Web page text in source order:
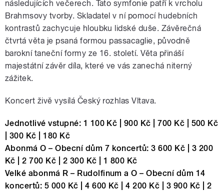
následujících večerech. Tato symfonie patří k vrcholu
Brahmsovy tvorby. Skladatel v ní pomocí hudebních
kontrastů zachycuje hloubku lidské duše. Závěrečná
čtvrtá věta je psaná formou passacaglie, původně
barokní taneční formy ze 16. století. Věta přináší
majestátní závěr díla, které ve vás zanechá niterný
zážitek.
Koncert živě vysílá Český rozhlas Vltava.
Jednotlivé vstupné: 1 100 Kč | 900 Kč | 700 Kč | 500 Kč
| 300 Kč | 180 Kč
Abonmá O – Obecní dům 7 koncertů: 3 600 Kč | 3 200
Kč | 2 700 Kč | 2 300 Kč | 1 800 Kč
Velké abonmá R – Rudolfinum a O – Obecní dům 14
koncertů: 5 000 Kč | 4 600 Kč | 4 200 Kč | 3 900 Kč | 2